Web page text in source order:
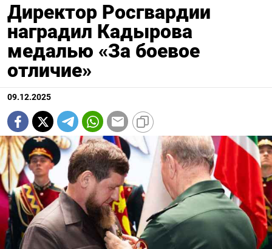
Директор Росгвардии
наградил Кадырова
медалью «За боевое
отличие»
09.12.2025